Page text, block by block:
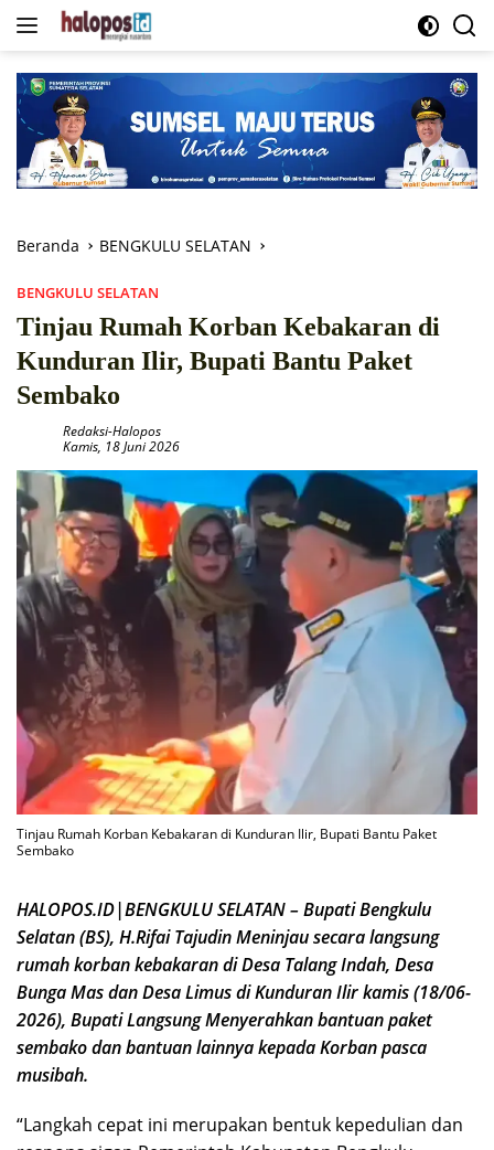
Langsung
Beranda BENGKULU SELATAN
BENGKULU SELATAN
Tinjau Rumah Korban Kebakaran di
Kunduran Ilir, Bupati Bantu Paket
Sembako
Redaksi-Halopos
Kamis, 18 Juni 2026
Tinjau Rumah Korban Kebakaran di Kunduran Ilir, Bupati Bantu Paket
Sembako
HALOPOS.ID|BENGKULU SELATAN – Bupati Bengkulu
Selatan (BS), H.Rifai Tajudin Meninjau secara langsung
rumah korban kebakaran di Desa Talang Indah, Desa
Bunga Mas dan Desa Limus di Kunduran Ilir kamis (18/06-
2026), Bupati Langsung Menyerahkan bantuan paket
sembako dan bantuan lainnya kepada Korban pasca
musibah.
“Langkah cepat ini merupakan bentuk kepedulian dan